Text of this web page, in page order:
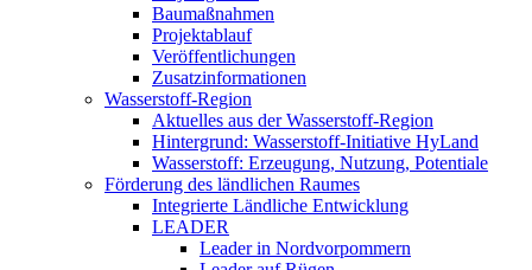
Baumaßnahmen
Projektablauf
Veröffentlichungen
Zusatzinformationen
Wasserstoff-Region
Aktuelles aus der Wasserstoff-Region
Hintergrund: Wasserstoff-Initiative HyLand
Wasserstoff: Erzeugung, Nutzung, Potentiale
Förderung des ländlichen Raumes
Integrierte Ländliche Entwicklung
LEADER
Leader in Nordvorpommern